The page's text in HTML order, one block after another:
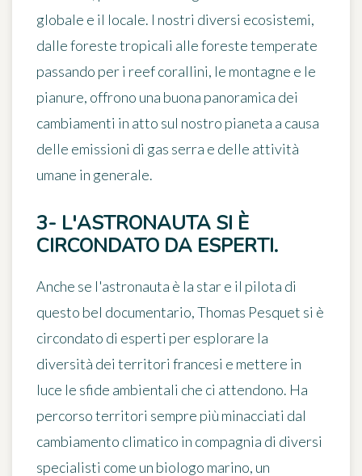
globale e il locale. I nostri diversi ecosistemi,
dalle foreste tropicali alle foreste temperate
passando per i reef corallini, le montagne e le
pianure, offrono una buona panoramica dei
cambiamenti in atto sul nostro pianeta a causa
delle emissioni di gas serra e delle attività
umane in generale.
3- L'ASTRONAUTA SI È
CIRCONDATO DA ESPERTI.
Anche se l'astronauta è la star e il pilota di
questo bel documentario,Thomas Pesquet si è
circondato di esperti per esplorare la
diversità dei territori francesi e mettere in
luce le sfide ambientali che ci attendono. Ha
percorso territori sempre più minacciati dal
cambiamento climatico in compagnia di diversi
specialisti come un biologo marino, un